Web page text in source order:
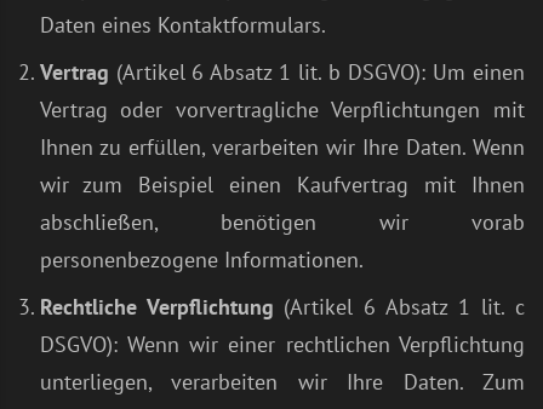
Daten eines Kontaktformulars.
Vertrag (Artikel 6 Absatz 1 lit. b DSGVO): Um einen
Vertrag oder vorvertragliche Verpflichtungen mit
Ihnen zu erfüllen, verarbeiten wir Ihre Daten. Wenn
wir zum Beispiel einen Kaufvertrag mit Ihnen
abschließen, benötigen wir vorab
personenbezogene Informationen.
Rechtliche Verpflichtung (Artikel 6 Absatz 1 lit. c
DSGVO): Wenn wir einer rechtlichen Verpflichtung
unterliegen, verarbeiten wir Ihre Daten. Zum